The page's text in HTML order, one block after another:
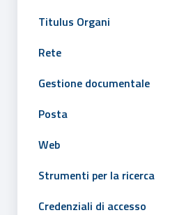
Titulus Organi
Rete
Gestione documentale
Posta
Web
Strumenti per la ricerca
Credenziali di accesso